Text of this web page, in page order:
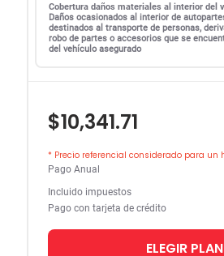
Cobertura daños materiales al interior del
Daños ocasionados al interior de
destinados al transporte de personas,
robo de partes o accesorios que se
del vehículo asegurado
$10,341.71
* Precio referencial considerado para un
Pago Anual
Incluido impuestos
Pago con tarjeta de crédito
ELEGIR PLAN